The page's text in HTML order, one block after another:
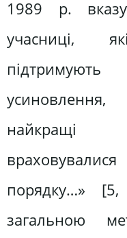
1989 р.
учасниці,
найкращі
порядку…»
загальною